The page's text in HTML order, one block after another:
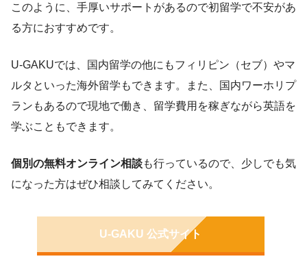
このように、手厚いサポートがあるので初留学で不安があ
る方におすすめです。
U-GAKUでは、国内留学の他にもフィリピン（セブ）やマ
ルタといった海外留学もできます。また、国内ワーホリプ
ランもあるので現地で働き、留学費用を稼ぎながら英語を
学ぶこともできます。
個別の無料オンライン相談も行っているので、少しでも気
になった方はぜひ相談してみてください。
U-GAKU 公式サイト